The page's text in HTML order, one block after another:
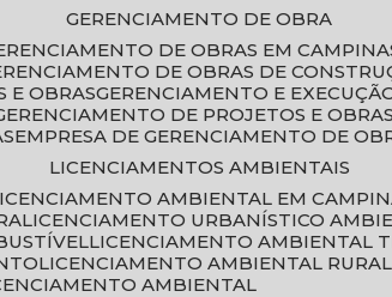
GERENCIAMENTO DE OBRA
DE OBRAS EM
DE OBRAS DE
E OBRAS
GERENCIAMENTO E
GERENCIAMENTO DE PROJETOS E OBRAS
EMPRESA DE GERENCIAMENTO DE
LICENCIAMENTOS AMBIENTAIS
LICENCIAMENTO AMBIENTAL EM
LICENCIAMENTO URBANÍSTICO
LICENCIAMENTO AMBIENTAL
LICENCIAMENTO AMBIENTAL RURAL
AMBIENTAL